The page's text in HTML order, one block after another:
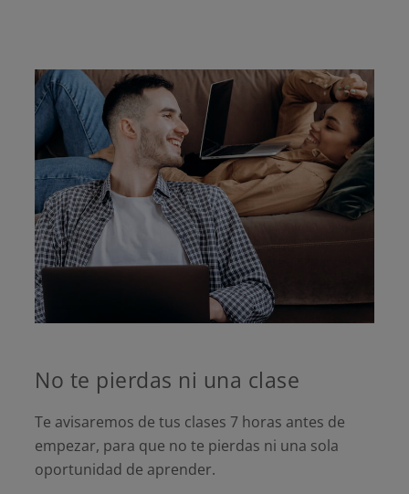
No te pierdas ni una clase
Te avisaremos de tus clases 7 horas antes de
empezar, para que no te pierdas ni una sola
oportunidad de aprender.